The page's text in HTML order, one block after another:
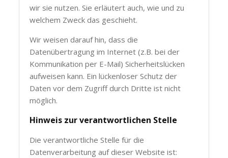
wir sie nutzen. Sie erläutert auch, wie und zu
welchem Zweck das geschieht.
Wir weisen darauf hin, dass die
Datenübertragung im Internet (z.B. bei der
Kommunikation per E-Mail) Sicherheitslücken
aufweisen kann. Ein lückenloser Schutz der
Daten vor dem Zugriff durch Dritte ist nicht
möglich.
Hinweis zur verantwortlichen Stelle
Die verantwortliche Stelle für die
Datenverarbeitung auf dieser Website ist: